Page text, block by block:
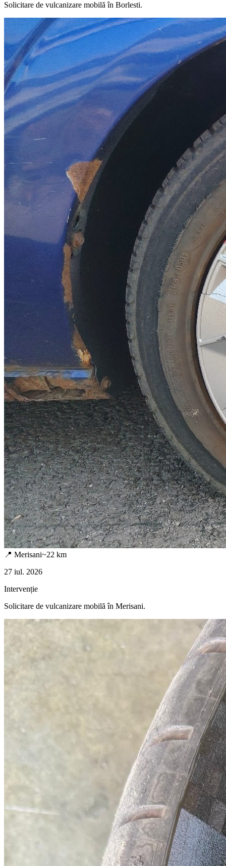
Solicitare de vulcanizare mobilă în Borlesti.
📍 Merisani~22 km
27 iul. 2026
Intervenție
Solicitare de vulcanizare mobilă în Merisani.